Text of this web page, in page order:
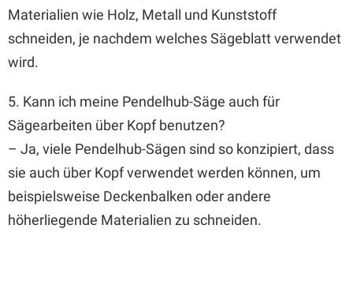
Materialien wie Holz, Metall und Kunststoff
schneiden, je nachdem welches Sägeblatt verwendet
wird.
5. Kann ich meine Pendelhub-Säge auch für
Sägearbeiten über Kopf benutzen?
– Ja, viele Pendelhub-Sägen sind so konzipiert, dass
sie auch über Kopf verwendet werden können, um
beispielsweise Deckenbalken oder andere
höherliegende Materialien zu schneiden.